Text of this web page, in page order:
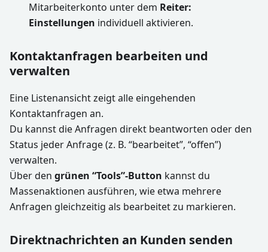
Mitarbeiterkonto unter dem Reiter:
Einstellungen individuell aktivieren.
Kontaktanfragen bearbeiten und
verwalten
Eine Listenansicht zeigt alle eingehenden
Kontaktanfragen an.
Du kannst die Anfragen direkt beantworten oder den
Status jeder Anfrage (z. B. “bearbeitet”, “offen”)
verwalten.
Über den grünen “Tools”-Button kannst du
Massenaktionen ausführen, wie etwa mehrere
Anfragen gleichzeitig als bearbeitet zu markieren.
Direktnachrichten an Kunden senden